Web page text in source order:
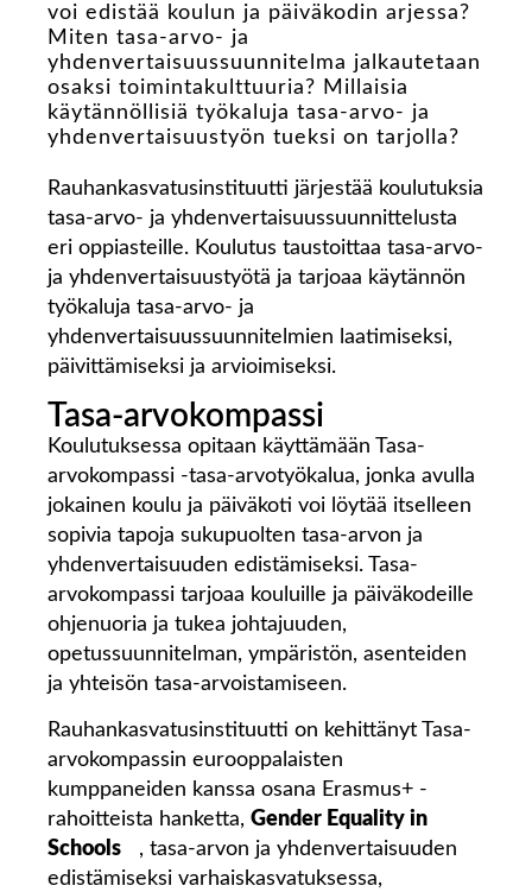
voi edistää koulun ja päiväkodin arjessa?
Miten tasa-arvo- ja
yhdenvertaisuussuunnitelma jalkautetaan
osaksi toimintakulttuuria? Millaisia
käytännöllisiä työkaluja tasa-arvo- ja
yhdenvertaisuustyön tueksi on tarjolla?
Rauhankasvatusinstituutti järjestää koulutuksia
tasa-arvo- ja yhdenvertaisuussuunnittelusta
eri oppiasteille. Koulutus taustoittaa tasa-arvo-
ja yhdenvertaisuustyötä ja tarjoaa käytännön
työkaluja tasa-arvo- ja
yhdenvertaisuussuunnitelmien laatimiseksi,
päivittämiseksi ja arvioimiseksi.
Tasa-arvokompassi
Koulutuksessa opitaan käyttämään Tasa-
arvokompassi -tasa-arvotyökalua, jonka avulla
jokainen koulu ja päiväkoti voi löytää itselleen
sopivia tapoja sukupuolten tasa-arvon ja
yhdenvertaisuuden edistämiseksi. Tasa-
arvokompassi tarjoaa kouluille ja päiväkodeille
ohjenuoria ja tukea johtajuuden,
opetussuunnitelman, ympäristön, asenteiden
ja yhteisön tasa-arvoistamiseen.
Rauhankasvatusinstituutti on kehittänyt Tasa-
arvokompassin eurooppalaisten
kumppaneiden kanssa osana Erasmus+ -
rahoitteista hanketta, Gender Equality in
Schools
, tasa-arvon ja yhdenvertaisuuden
edistämiseksi varhaiskasvatuksessa,